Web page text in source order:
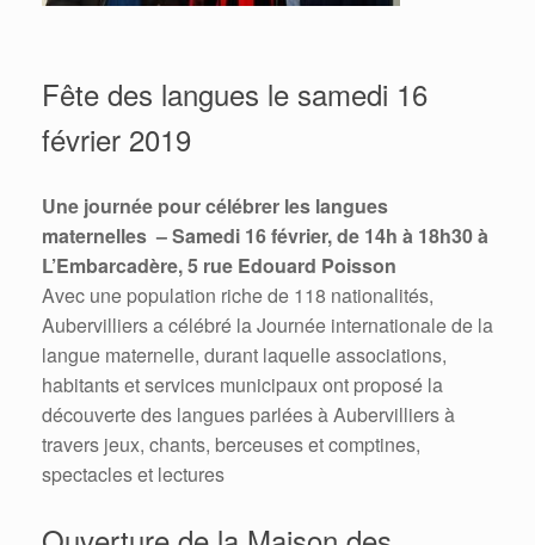
Fête des langues le samedi 16
février 2019
Une journée pour célébrer les langues
maternelles – Samedi 16 février, de 14h à 18h30 à
L’Embarcadère, 5 rue Edouard Poisson
Avec une population riche de 118 nationalités,
Aubervilliers a célébré la Journée internationale de la
langue maternelle, durant laquelle associations,
habitants et services municipaux ont proposé la
découverte des langues parlées à Aubervilliers à
travers jeux, chants, berceuses et comptines,
spectacles et lectures